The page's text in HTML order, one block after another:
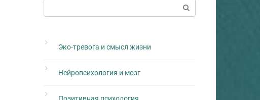
Эко-тревога и смысл жизни
Нейропсихология и мозг